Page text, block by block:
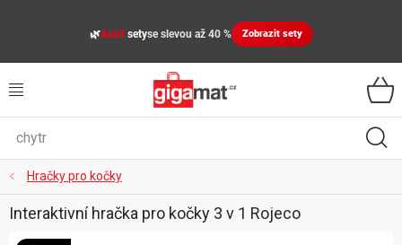
🌿Asistsetyse slevou až 40 % Zobrazit sety
ZAHRADA
DÍLNA
Hračky pro kočky
Interaktivní hračka pro kočky 3 v 1 Rojeco